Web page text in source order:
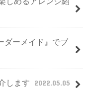
ダーメイド』でブ
します 2022.05.05